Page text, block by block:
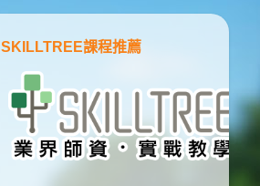
SKILLTREE課程推薦